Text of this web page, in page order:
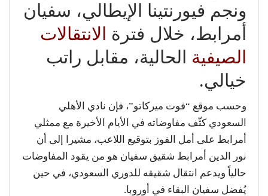
ونجم فيورنتينا الإيطالي، سفيان
أمرابط، خلال فترة الانتقالات
الصيفية الحالية، مقابل راتب
خيالي.
وحسب موقع “فوت ميركاتو”، فإن نادي الأهلي
السعودي كثّف مفاوضاته في الأيام الأخيرة مع ممثلي
أمرابط على أمل الفوز بتوقيع اللاعب، مشيرا إلى أن
نور الدين أمرابط شقيق سفيان هو من يقود المفاوضات
حالياً ويدعم انتقال شقيقه للدوري السعودي، في حين
يُفضل سفيان البقاء في أوروبا.